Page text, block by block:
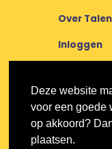
Deze website
voor een goede
op akkoord?
plaatsen.
Over
Inloggen